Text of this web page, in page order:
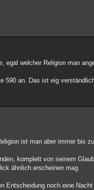
egal welcher Religion man
590 an. Das ist eig
ist man aber immer bis
komplett von seinem
ähnlich erscheinen mag.
Entscheidung noch eine